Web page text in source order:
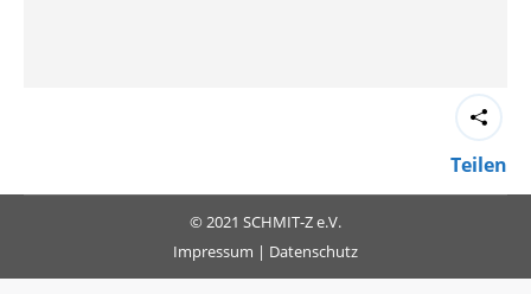
Teilen
© 2021 SCHMIT-Z e.V.
Impressum | Datenschutz